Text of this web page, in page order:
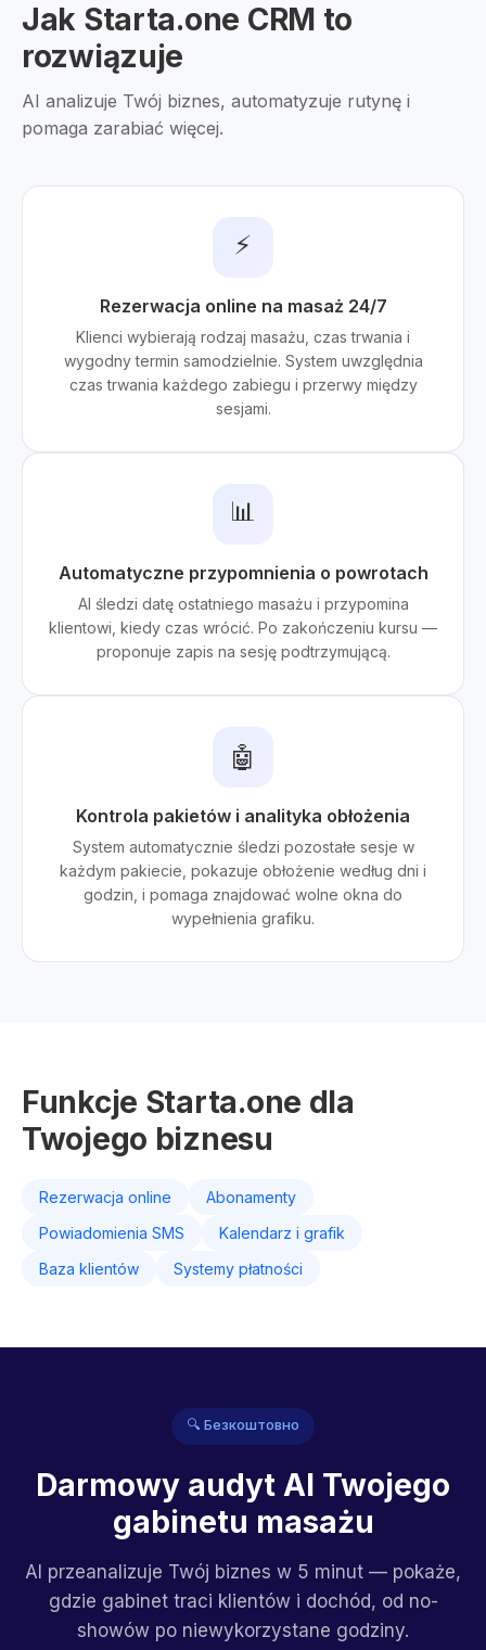
Jak Starta.one CRM to
rozwiązuje
AI analizuje Twój biznes, automatyzuje rutynę i
pomaga zarabiać więcej.
⚡
Rezerwacja online na masaż 24/7
Klienci wybierają rodzaj masażu, czas trwania i
wygodny termin samodzielnie. System uwzględnia
czas trwania każdego zabiegu i przerwy między
sesjami.
📊
Automatyczne przypomnienia o powrotach
AI śledzi datę ostatniego masażu i przypomina
klientowi, kiedy czas wrócić. Po zakończeniu kursu —
proponuje zapis na sesję podtrzymującą.
🤖
Kontrola pakietów i analityka obłożenia
System automatycznie śledzi pozostałe sesje w
każdym pakiecie, pokazuje obłożenie według dni i
godzin, i pomaga znajdować wolne okna do
wypełnienia grafiku.
Funkcje Starta.one dla
Twojego biznesu
Rezerwacja online
Abonamenty
Powiadomienia SMS
Kalendarz i grafik
Baza klientów
Systemy płatności
🔍 Безкоштовно
Darmowy audyt AI Twojego
gabinetu masażu
AI przeanalizuje Twój biznes w 5 minut — pokaże,
gdzie gabinet traci klientów i dochód, od no-
showów po niewykorzystane godziny.